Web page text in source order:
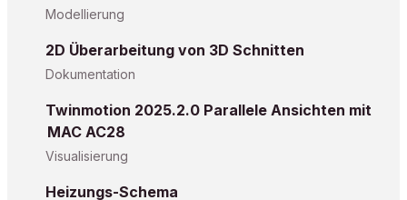
Modellierung
2D Überarbeitung von 3D Schnitten
Dokumentation
Twinmotion 2025.2.0 Parallele Ansichten mit
MAC AC28
Visualisierung
Heizungs-Schema